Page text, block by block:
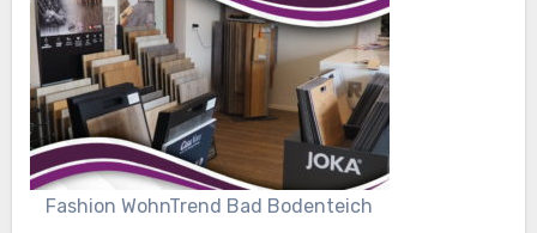
Fashion WohnTrend Bad Bodenteich